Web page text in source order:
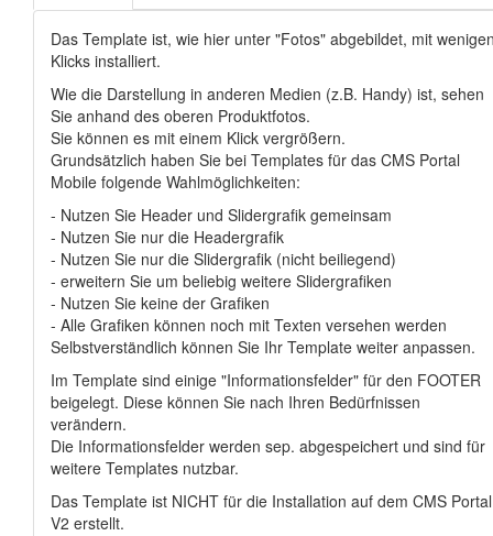
Das Template ist, wie hier unter "Fotos" abgebildet, mit
Klicks installiert.
Wie die Darstellung in anderen Medien (z.B. Handy) ist, sehen
Sie anhand des oberen Produktfotos.
Sie können es mit einem Klick vergrößern.
Grundsätzlich haben Sie bei Templates für das CMS Portal
Mobile folgende Wahlmöglichkeiten:
- Nutzen Sie Header und Slidergrafik gemeinsam
- Nutzen Sie nur die Headergrafik
- Nutzen Sie nur die Slidergrafik (nicht beiliegend)
- erweitern Sie um beliebig weitere Slidergrafiken
- Nutzen Sie keine der Grafiken
- Alle Grafiken können noch mit Texten versehen werden
Selbstverständlich können Sie Ihr Template weiter anpassen.
Im Template sind einige "Informationsfelder" für den FOOTER
beigelegt. Diese können Sie nach Ihren Bedürfnissen
verändern.
Die Informationsfelder werden sep. abgespeichert und sind für
weitere Templates nutzbar.
Das Template ist NICHT für die Installation auf dem CMS Portal
V2 erstellt.